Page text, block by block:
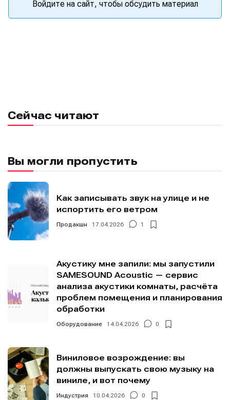
Войдите на сайт, чтобы обсудить материал
Сейчас читают
Вы могли пропустить
Как записывать звук на улице и не
испортить его ветром
Продакшн 17.04.2026 1
Акустику мне запили: мы запустили
SAMESOUND Acoustic — сервис
анализа акустики комнаты, расчёта
проблем помещения и планирования
обработки
Оборудование 14.04.2026 0
Виниловое возрождение: вы
должны выпускать свою музыку на
виниле, и вот почему
Индустрия 10.04.2026 0